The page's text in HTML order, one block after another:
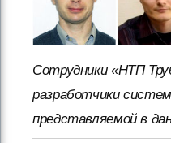
Сотрудники «НТП
разработчики
представляемой в